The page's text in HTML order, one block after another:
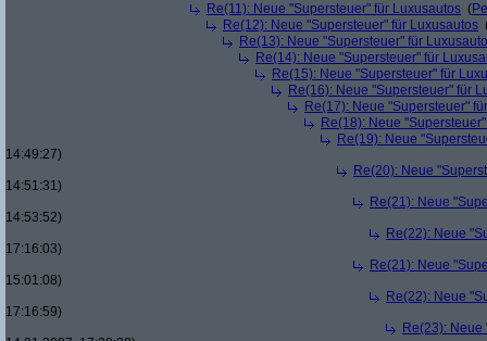
Re(11): Neue "Supersteuer" für Luxusautos (
Re(12): Neue "Supersteuer" für Luxusautos
Re(13): Neue "Supersteuer" für
Re(14): Neue "Supersteuer" für
Re(15): Neue "Supersteuer" für
Re(16): Neue "Supersteuer" für
Re(17): Neue "Supersteuer"
Re(18): Neue
Re(19): Neue
14:49:27)
Re(20): Neue
14:51:31)
Re(21): Neue
14:53:52)
Re(22): Neue
17:16:03)
Re(21): Neue
15:01:08)
Re(22): Neue
17:16:59)
Re(23):